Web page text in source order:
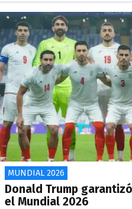
MUNDIAL 2026
Donald Trump
el Mundial 2026